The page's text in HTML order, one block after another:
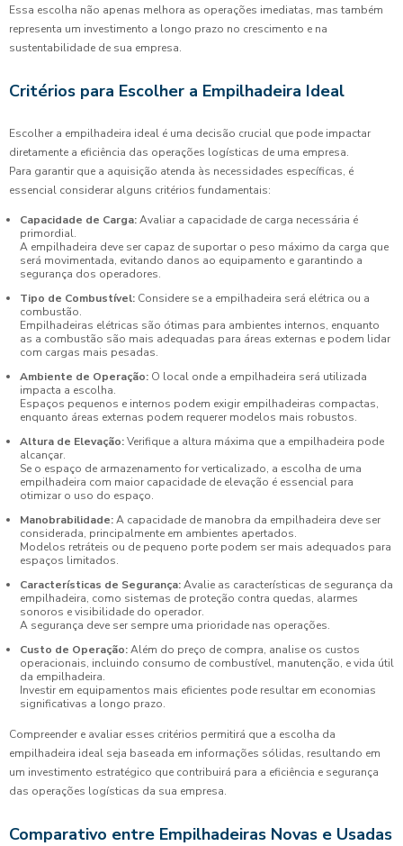
Essa escolha não apenas melhora as operações imediatas, mas também
representa um investimento a longo prazo no crescimento e na
sustentabilidade de sua empresa.
Critérios para Escolher a Empilhadeira Ideal
Escolher a empilhadeira ideal é uma decisão crucial que pode impactar
diretamente a eficiência das operações logísticas de uma empresa.
Para garantir que a aquisição atenda às necessidades específicas, é
essencial considerar alguns critérios fundamentais:
Capacidade de Carga:Avaliar a capacidade de carga necessária é
primordial.
A empilhadeira deve ser capaz de suportar o peso máximo da carga que
será movimentada, evitando danos ao equipamento e garantindo a
segurança dos operadores.
Tipo de Combustível: Considere se a empilhadeira será elétrica ou a
combustão.
Empilhadeiras elétricas são ótimas para ambientes internos, enquanto
as a combustão são mais adequadas para áreas externas e podem lidar
com cargas mais pesadas.
Ambiente de Operação: O local onde a empilhadeira será utilizada
impacta a escolha.
Espaços pequenos e internos podem exigir empilhadeiras compactas,
enquanto áreas externas podem requerer modelos mais robustos.
Altura de Elevação:Verifique a altura máxima que a empilhadeira pode
alcançar.
Se o espaço de armazenamento for verticalizado, a escolha de uma
empilhadeira com maior capacidade de elevação é essencial para
otimizar o uso do espaço.
Manobrabilidade:A capacidade de manobra da empilhadeira deve ser
considerada, principalmente em ambientes apertados.
Modelos retráteis ou de pequeno porte podem ser mais adequados para
espaços limitados.
Características de Segurança:Avalie as características de segurança da
empilhadeira, como sistemas de proteção contra quedas, alarmes
sonoros e visibilidade do operador.
A segurança deve ser sempre uma prioridade nas operações.
Custo de Operação:Além do preço de compra, analise os custos
operacionais, incluindo consumo de combustível, manutenção, e vida útil
da empilhadeira.
Investir em equipamentos mais eficientes pode resultar em economias
significativas a longo prazo.
Compreender e avaliar esses critérios permitirá que a escolha da
empilhadeira ideal seja baseada em informações sólidas, resultando em
um investimento estratégico que contribuirá para a eficiência e segurança
das operações logísticas da sua empresa.
Comparativo entre Empilhadeiras Novas e Usadas